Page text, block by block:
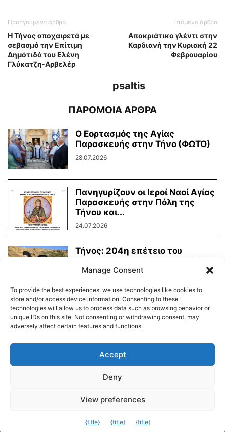
Προηγούμενο άρθρο
Η Τήνος αποχαιρετά με
σεβασμό την Επίτιμη
Δημότιδά του Ελένη
Γλύκατζη-Αρβελέρ
Επόμενο άρθρο
Αποκριάτικο γλέντι στην
Καρδιανή την Κυριακή 22
Φεβρουαρίου
psaltis
ΠΑΡΟΜΟΙΑ ΑΡΘΡΑ
Ο Εορτασμός της Αγίας
Παρασκευής στην Τήνο (ΦΩΤΟ)
28.07.2026
Πανηγυρίζουν οι Ιεροί Ναοί Αγίας
Παρασκευής στην Πόλη της
Τήνου και...
24.07.2026
Τήνος: 204η επέτειο του
Οράματος της Αγίας Πελαγίας
24.07.2026
Δημοτικό Λιμενικό Ταμείο Τήνου – Άνδρου
© 2026
Manage Consent
To provide the best experiences, we use technologies like cookies to
store and/or access device information. Consenting to these
technologies will allow us to process data such as browsing behavior or
unique IDs on this site. Not consenting or withdrawing consent, may
adversely affect certain features and functions.
Accept
Deny
View preferences
{title} {title} {title}
Exit mobile version